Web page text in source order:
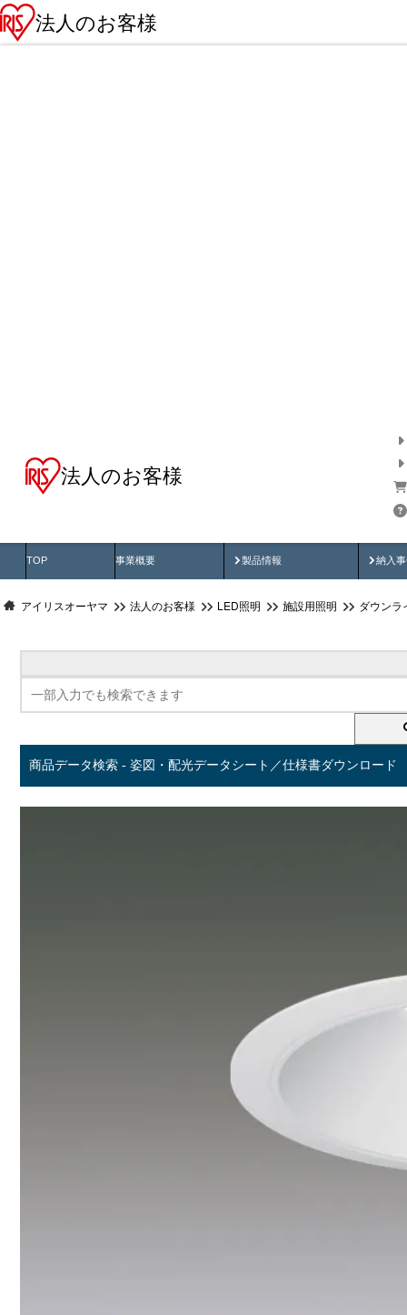
法人のお客様
法人のお客様
TOP 事業概要 製品情報
製品動画 納入
納
アイリスオーヤマ 法人のお客様 LED照明 施設用照明 ダウンラ
商品データ検索 - 姿図・配光データシート／仕様書ダウンロード